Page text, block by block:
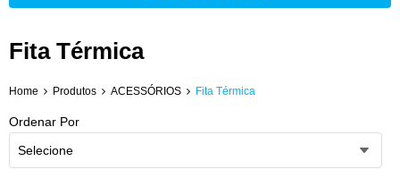
Fita Térmica
Home Produtos ACESSÓRIOS Fita Térmica
Ordenar Por
Selecione